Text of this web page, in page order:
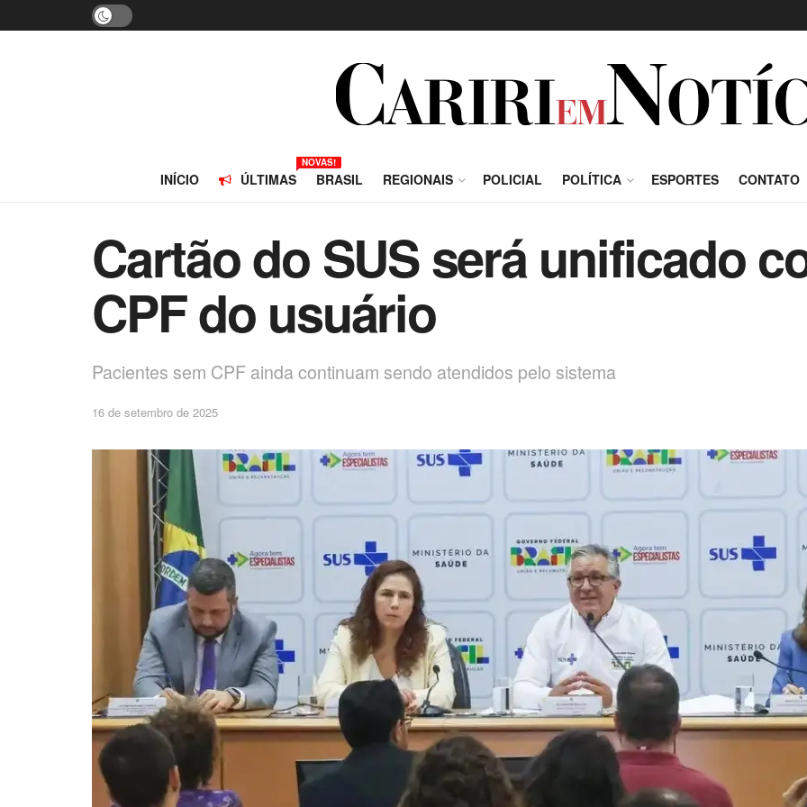
INÍCIO ÚLTIMAS
NOVAS!
BRASIL REGIONAIS POLICIAL POLÍTICA ESPORTES CONTATO
Cartão do SUS será unificado
CPF do usuário
Pacientes sem CPF ainda continuam sendo atendidos pelo sistema
16 de setembro de 2025